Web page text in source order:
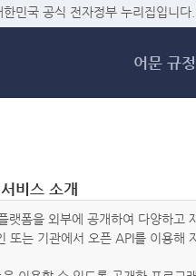
메
민국 공식 전자정부 누리집입니다.
어문 규정
비스 소개
랫폼을 외부에 공개하여 다양하
또는 기관에서 오픈 API를 이용해